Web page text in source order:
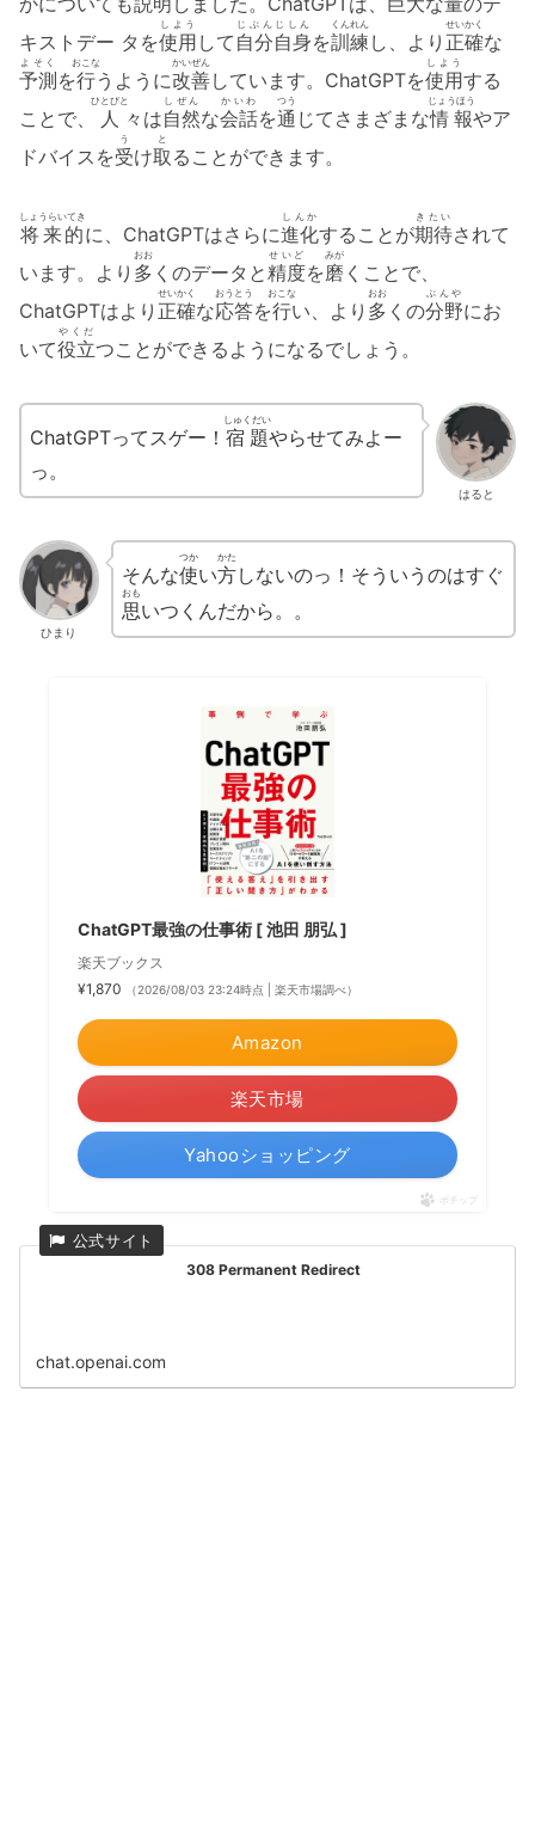
キストデー タを使用
しよう
して 自分自身
じぶんじしん
を訓練
くんれん
し、より 正確
せいかく
な
予測
よそく
を行
おこな
うように改善
かいぜん
しています。ChatGPTを使用
しよう
する
ことで、
人
ひとびと
々は自然
しぜん
な会話
かいわ
を通
つう
じてさまざまな情報
じょうほう
やア
ドバイスを受
う
け取
と
ることができます。
将来的
しょうらいてき
に、ChatGPTはさらに進化
しんか
することが期待
きたい
されて
います。より 多
おお
くのデータと精度
せいど
を磨
みが
くことで、
ChatGPTはより 正確
せいかく
な応答
おうとう
を行
おこな
い、より 多
おお
くの分野
ぶんや
にお
いて役立
やくだ
つことができるようになるでしょう。
はると
ChatGPTってスゲー！ 宿題
しゅくだい
やらせてみよー
っ。
ひまり
そんな使
つか
い方
かた
しないのっ！そういうのはすぐ
思
おも
いつくんだから。。
ChatGPT最強の仕事術 [ 池田 朋弘 ]
楽天ブックス
¥1,870
（2026/08/03 23:24時点 | 楽天市場調べ）
Amazon
楽天市場
Yahooショッピング
ポチップ
308 Permanent Redirect
chat.openai.com